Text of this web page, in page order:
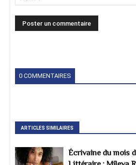
0 COMMENTAIRES
ARTICLES SIMILAIRES
Écrivaine du mois